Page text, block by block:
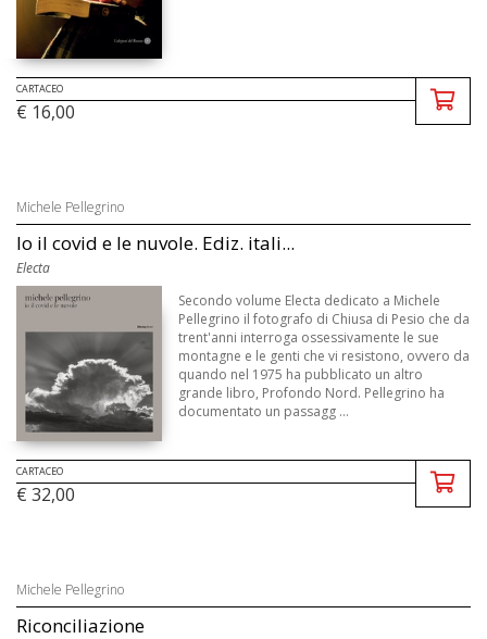
CARTACEO
€ 16,00
Michele Pellegrino
Io il covid e le nuvole. Ediz. itali...
Electa
Secondo volume Electa dedicato a Michele
Pellegrino il fotografo di Chiusa di Pesio che da
trent'anni interroga ossessivamente le sue
montagne e le genti che vi resistono, ovvero da
quando nel 1975 ha pubblicato un altro
grande libro, Profondo Nord. Pellegrino ha
documentato un passagg ...
CARTACEO
€ 32,00
Michele Pellegrino
Riconciliazione